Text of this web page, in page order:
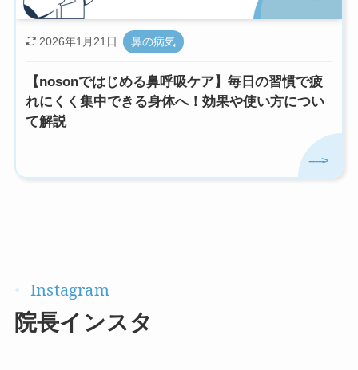
【nosonではじめる鼻呼吸ケア】毎日の習慣で疲
れにくく集中できる身体へ！効果や使い方につい
て解説
2026年1月21日 鼻の病気
院長インスタ